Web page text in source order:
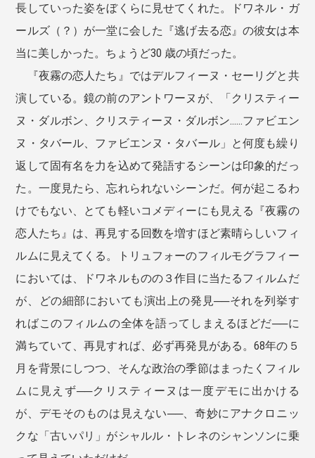
長していった姿をぼくらに見せてくれた。ドワネル・ガ
ールズ（？）が一堂に会した『逃げ去る恋』の彼女は本
当に美しかった。ちょうど30 歳の頃だった。
『夜霧の恋人たち』ではデルフィーヌ・セーリグと共
演している。鏡の前のアントワーヌが、「クリスティー
ヌ・ダルボン、クリスティーヌ・ダルボン……ファビエン
ヌ・タバール、ファビエンヌ・タバール」と何度も繰り
返して固有名を力を込めて発語するシーンは印象的だっ
た。一度見たら、忘れられないシーンだ。何が起こるわ
けでもない、とても軽いコメディーにも見える『夜霧の
恋人たち』は、再見する回数を増すほど素晴らしいフィ
ルムに見えてくる。トリュフォーのフィルモグラフィー
においては、ドワネルものの３作目に当たるフィルムだ
が、どの細部においても演出上の発見──それを列挙す
ればこのフィルムの全体を語ってしまえるほどだ──に
満ちていて、再見すれば、必ず再発見がある。68年の５
月を背景にしつつ、そんな政治の季節はまったくフィル
ムに見えず──クリスティーヌは一度デモに出かける
が、デモそのものは見えない──、奇妙にアナクロニッ
クな「古いパリ」がシャルル・トレネのシャンソンに乗